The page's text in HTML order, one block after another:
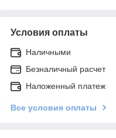
Условия оплаты
Наличными
Безналичный расчет
Наложенный платеж
Все условия оплаты